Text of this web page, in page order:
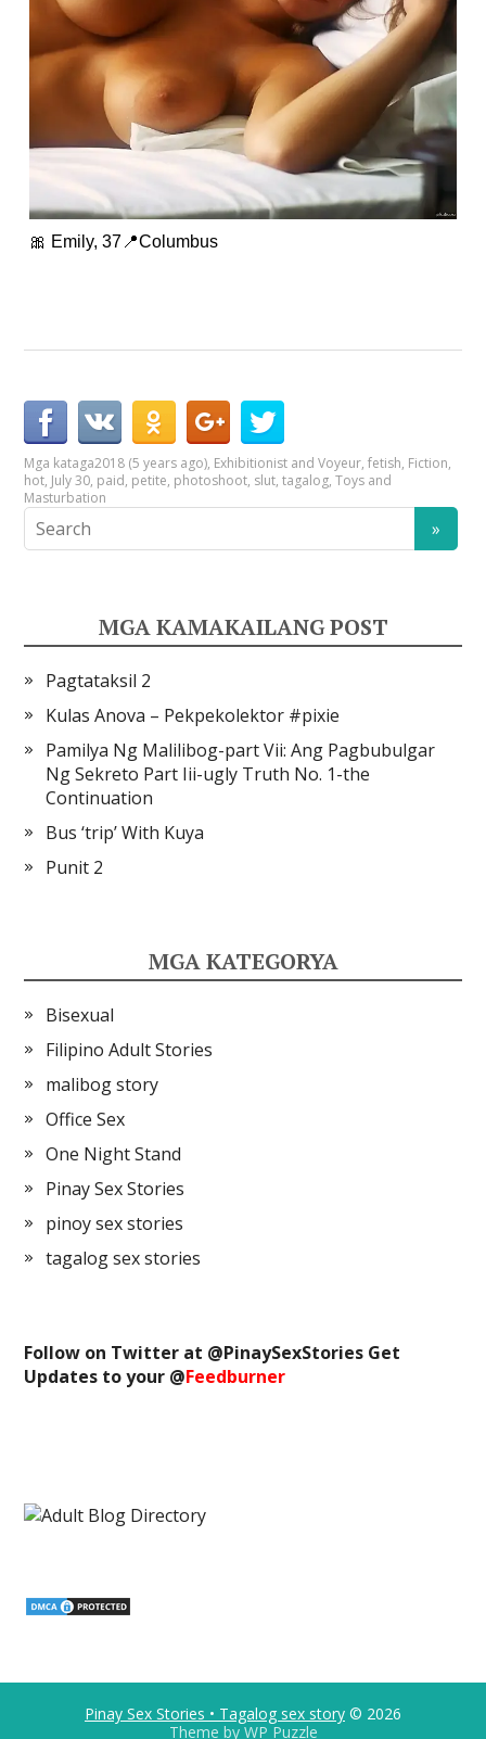
🎀 Emily, 37📍Columbus
Mga kataga2018 (5 years ago), Exhibitionist and Voyeur,fetish, Fiction,
hot, July 30, paid, petite, photoshoot, slut,tagalog,Toys and
Masturbation
MGA KAMAKAILANG POST
Pagtataksil 2
Kulas Anova – Pekpekolektor #pixie
Pamilya Ng Malilibog-part Vii: Ang Pagbubulgar
Ng Sekreto Part Iii-ugly Truth No. 1-the
Continuation
Bus ‘trip’ With Kuya
Punit 2
MGA KATEGORYA
Bisexual
Filipino Adult Stories
malibog story
Office Sex
One Night Stand
Pinay Sex Stories
pinoy sex stories
tagalog sex stories
Follow on Twitter at @PinaySexStories Get
Updates to your @Feedburner
Pinay Sex Stories • Tagalog sex story © 2026
Theme by WP Puzzle